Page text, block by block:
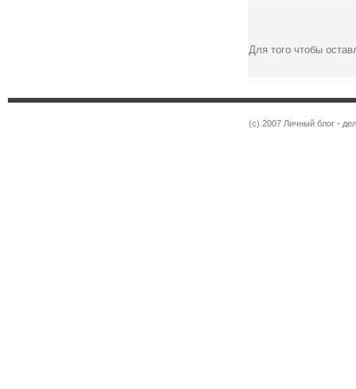
Для того чтобы
(c) 2007 Личный блог -